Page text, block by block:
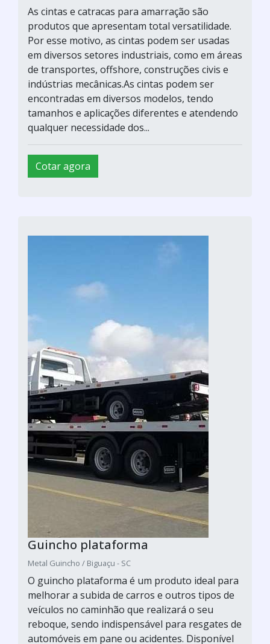
As cintas e catracas para amarração são
produtos que apresentam total versatilidade.
Por esse motivo, as cintas podem ser usadas
em diversos setores industriais, como em áreas
de transportes, offshore, construções civis e
indústrias mecânicas.As cintas podem ser
encontradas em diversos modelos, tendo
tamanhos e aplicações diferentes e atendendo
qualquer necessidade dos...
Cotar agora
Guincho plataforma
Metal Guincho / Biguaçu - SC
O guincho plataforma é um produto ideal para
melhorar a subida de carros e outros tipos de
veículos no caminhão que realizará o seu
reboque, sendo indispensável para resgates de
automóveis em pane ou acidentes. Disponível